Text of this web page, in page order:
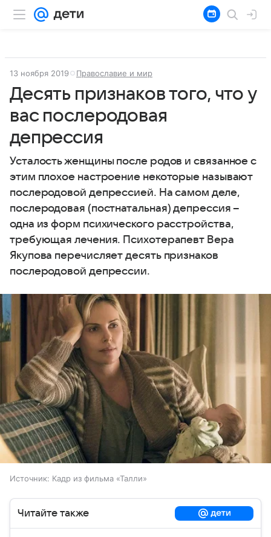
13 ноября 2019 Православие и мир
Десять признаков того, что у
вас послеродовая
депрессия
Усталость женщины после родов и связанное с
этим плохое настроение некоторые называют
послеродовой депрессией. На самом деле,
послеродовая (постнатальная) депрессия –
одна из форм психического расстройства,
требующая лечения. Психотерапевт Вера
Якупова перечисляет десять признаков
послеродовой депрессии.
Источник: Кадр из фильма «Талли»
Читайте также